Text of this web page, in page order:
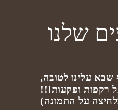
שלנו
שבא עלינו לטובה,
רקפות ופקעות!!!
על התמונה)